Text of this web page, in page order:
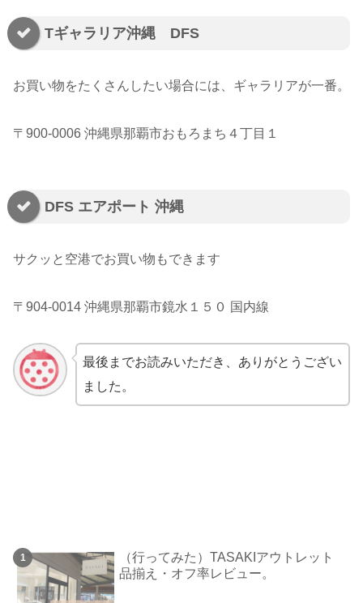
Tギャラリア沖縄 DFS
お買い物をたくさんしたい場合には、ギャラリアが一番。
〒900-0006 沖縄県那覇市おもろまち４丁目１
DFS エアポート 沖縄
サクッと空港でお買い物もできます
〒904-0014 沖縄県那覇市鏡水１５０ 国内線
最後までお読みいただき、ありがとうござい
ました。
（行ってみた）TASAKIアウトレット
品揃え・オフ率レビュー。